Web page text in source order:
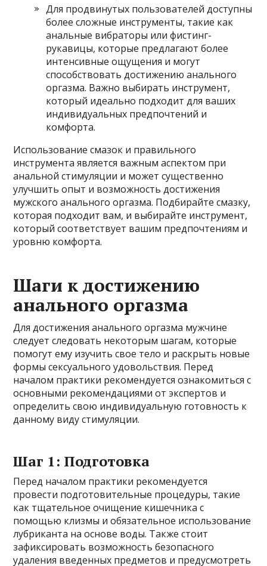
Для продвинутых пользователей доступны
более сложные инструменты, такие как
анальные вибраторы или фистинг-
рукавицы, которые предлагают более
интенсивные ощущения и могут
способствовать достижению анального
оргазма. Важно выбирать инструмент,
который идеально подходит для ваших
индивидуальных предпочтений и
комфорта.
Использование смазок и правильного
инструмента является важным аспектом при
анальной стимуляции и может существенно
улучшить опыт и возможность достижения
мужского анального оргазма. Подбирайте смазку,
которая подходит вам, и выбирайте инструмент,
который соответствует вашим предпочтениям и
уровню комфорта.
Шаги к достижению
анального оргазма
Для достижения анального оргазма мужчине
следует следовать некоторым шагам, которые
помогут ему изучить свое тело и раскрыть новые
формы сексуального удовольствия. Перед
началом практики рекомендуется ознакомиться с
основными рекомендациями от экспертов и
определить свою индивидуальную готовность к
данному виду стимуляции.
Шаг 1: Подготовка
Перед началом практики рекомендуется
провести подготовительные процедуры, такие
как тщательное очищение кишечника с
помощью клизмы и обязательное использование
лубриканта на основе воды. Также стоит
зафиксировать возможность безопасного
удаления введенных предметов и предусмотреть